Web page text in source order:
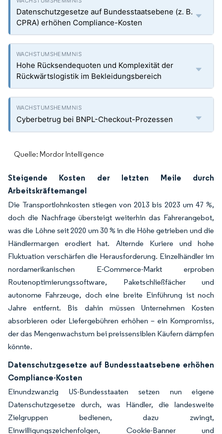
Datenschutzgesetze auf Bundesstaatsebene (z. B.
CPRA) erhöhen Compliance-Kosten
Hohe Rücksendequoten und Komplexität der
Rückwärtslogistik im Bekleidungsbereich
Cyberbetrug bei BNPL-Checkout-Prozessen
Quelle: Mordor Intelligence
Steigende Kosten der letzten Meile durch
Arbeitskräftemangel
Die Transportlohnkosten stiegen von 2013 bis 2023 um 47 %,
doch die Nachfrage übersteigt weiterhin das Fahrerangebot,
was die Löhne seit 2020 um 30 % in die Höhe getrieben und die
Händlermargen erodiert hat. Alternde Kuriere und hohe
Fluktuation verschärfen die Herausforderung. Einzelhändler im
nordamerikanischen E-Commerce-Markt erproben
Routenoptimierungssoftware, Paketschließfächer und
autonome Fahrzeuge, doch eine breite Einführung ist noch
Jahre entfernt. Bis dahin müssen Unternehmen Kosten
absorbieren oder Liefergebühren erhöhen – ein Kompromiss,
der das Mengenwachstum bei preissensiblen Käufern dämpfen
könnte.
Datenschutzgesetze auf Bundesstaatsebene erhöhen
Compliance-Kosten
Einundzwanzig US-Bundesstaaten setzen nun eigene
Datenschutzgesetze durch, was Händler, die landesweite
Zielgruppen bedienen, dazu zwingt,
Einwilligungszeichenfolgen, Cookie-Banner und